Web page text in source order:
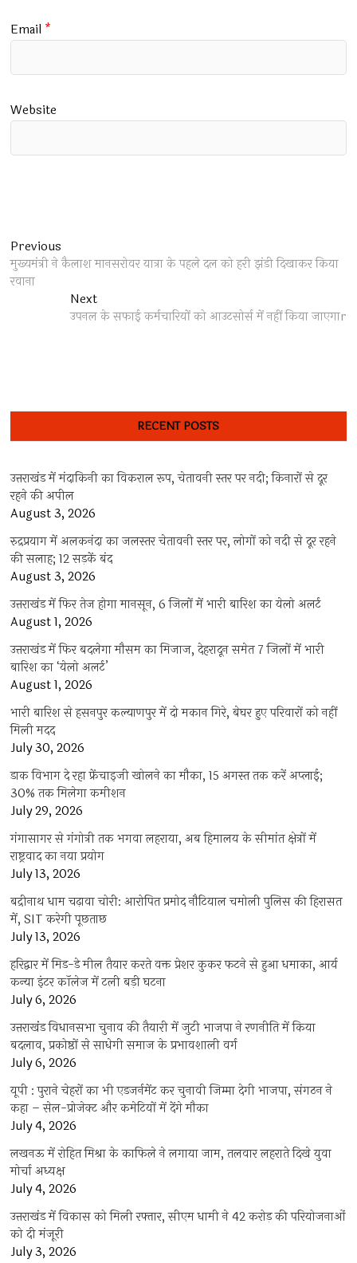
Email *
Website
Post
navigation
Previous
post:
मुख्यमंत्री ने कैलाश मानसरोवर यात्रा के पहले दल को हरी झंडी दिखाकर किया
रवाना
NextNext
post:
उपनल के सफाई कर्मचारियों को आउटसोर्स में नहीं किया जाएगाr
RECENT POSTS
उत्तराखंड में मंदाकिनी का विकराल रूप, चेतावनी स्तर पर नदी; किनारों से दूर
रहने की अपील
August 3, 2026
रुद्रप्रयाग में अलकनंदा का जलस्तर चेतावनी स्तर पर, लोगों को नदी से दूर रहने
की सलाह; 12 सड़कें बंद
August 3, 2026
उत्तराखंड में फिर तेज होगा मानसून, 6 जिलों में भारी बारिश का येलो अलर्ट
August 1, 2026
उत्तराखंड में फिर बदलेगा मौसम का मिजाज, देहरादून समेत 7 जिलों में भारी
बारिश का ‘येलो अलर्ट’
August 1, 2026
भारी बारिश से हसनपुर कल्याणपुर में दो मकान गिरे, बेघर हुए परिवारों को नहीं
मिली मदद
July 30, 2026
डाक विभाग दे रहा फ्रेंचाइजी खोलने का मौका, 15 अगस्त तक करें अप्लाई;
30% तक मिलेगा कमीशन
July 29, 2026
गंगासागर से गंगोत्री तक भगवा लहराया, अब हिमालय के सीमांत क्षेत्रों में
राष्ट्रवाद का नया प्रयोग
July 13, 2026
बद्रीनाथ धाम चढ़ावा चोरी: आरोपित प्रमोद नौटियाल चमोली पुलिस की हिरासत
में, SIT करेगी पूछताछ
July 13, 2026
हरिद्वार में मिड-डे मील तैयार करते वक्त प्रेशर कुकर फटने से हुआ धमाका, आर्य
कन्या इंटर कॉलेज में टली बड़ी घटना
July 6, 2026
उत्तराखंंड विधानसभा चुनाव की तैयारी में जुटी भाजपा ने रणनीति में किया
बदलाव, प्रकोष्ठों से साधेगी समाज के प्रभावशाली वर्ग
July 6, 2026
यूपी : पुराने चेहरों का भी एडजर्नमेंट कर चुनावी जिम्मा देगी भाजपा, संगठन ने
कहा – सेल-प्रोजेक्ट और कमेटियों में देंगे मौका
July 4, 2026
लखनऊ में रोहित मिश्रा के काफिले ने लगाया जाम, तलवार लहराते दिखे युवा
मोर्चा अध्यक्ष
July 4, 2026
उत्तराखंड में विकास को मिली रफ्तार, सीएम धामी ने 42 करोड़ की परियोजनाओं
को दी मंजूरी
July 3, 2026